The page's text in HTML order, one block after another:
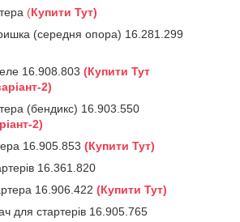
(Купити Тут)
(середня опора) 16.281.299
16.908.803 (Купити Тут
2)
(бендикс) 16.903.550
2)
16.905.853 (Купити Тут)
16.361.820
16.906.422 (Купити Тут)
для стартерів 16.905.765